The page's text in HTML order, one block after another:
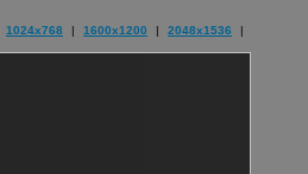
1024x768 | 1600x1200 | 2048x1536 |